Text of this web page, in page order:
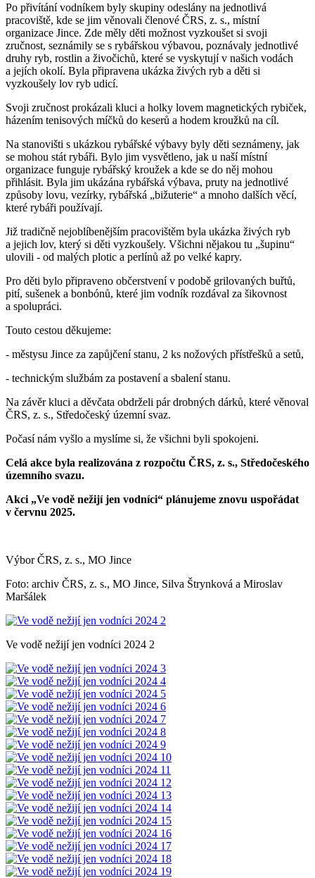
Po přivítání vodníkem byly skupiny odeslány na jednotlivá
pracoviště, kde se jim věnovali členové ČRS, z. s., místní
organizace Jince. Zde měly děti možnost vyzkoušet si svoji
zručnost, seznámily se s rybářskou výbavou, poznávaly jednotlivé
druhy ryb, rostlin a živočichů, které se vyskytují v našich vodách
a jejích okolí. Byla připravena ukázka živých ryb a děti si
vyzkoušely lov ryb udicí.
Svoji zručnost prokázali kluci a holky lovem magnetických rybiček,
házením tenisových míčků do keserů a hodem kroužků na cíl.
Na stanovišti s ukázkou rybářské výbavy byly děti seznámeny, jak
se mohou stát rybáři. Bylo jim vysvětleno, jak u naší místní
organizace funguje rybářský kroužek a kde se do něj mohou
přihlásit. Byla jim ukázána rybářská výbava, pruty na jednotlivé
způsoby lovu, vezírky, rybářská „bižuterie“ a mnoho dalších věcí,
které rybáři používají.
Již tradičně nejoblíbenějším pracovištěm byla ukázka živých ryb
a jejich lov, který si děti vyzkoušely. Všichni nějakou tu „šupinu“
ulovili - od malých plotic a perlínů až po velké kapry.
Pro děti bylo připraveno občerstvení v podobě grilovaných buřtů,
pití, sušenek a bonbónů, které jim vodník rozdával za šikovnost
a spolupráci.
Touto cestou děkujeme:
- městysu Jince za zapůjčení stanu, 2 ks nožových přístřešků a setů,
- technickým službám za postavení a sbalení stanu.
Na závěr kluci a děvčata obdrželi pár drobných dárků, které věnoval
ČRS, z. s., Středočeský územní svaz.
Počasí nám vyšlo a myslíme si, že všichni byli spokojeni.
Celá akce byla realizována z rozpočtu ČRS, z. s., Středočeského
územního svazu.
Akci „Ve vodě nežijí jen vodníci“ plánujeme znovu uspořádat
v červnu 2025.
Výbor ČRS, z. s., MO Jince
Foto: archiv ČRS, z. s., MO Jince, Silva Štrynková a Miroslav
Maršálek
Ve vodě nežijí jen vodníci 2024 2